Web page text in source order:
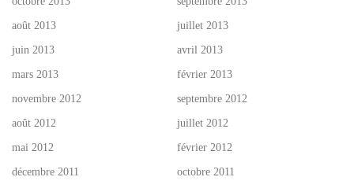
août 2013 juillet 2013
juin 2013 avril 2013
mars 2013 février 2013
novembre 2012 septembre 2012
août 2012 juillet 2012
mai 2012 février 2012
décembre 2011 octobre 2011